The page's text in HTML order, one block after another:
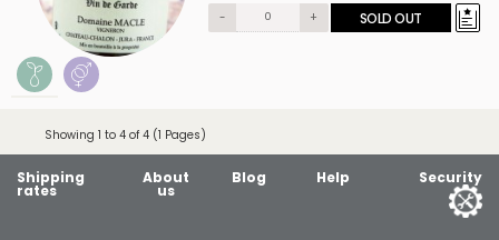
- + SOLD OUT
Showing 1 to 4 of 4 (1 Pages)
Shipping
rates
About
us
Blog Help Security